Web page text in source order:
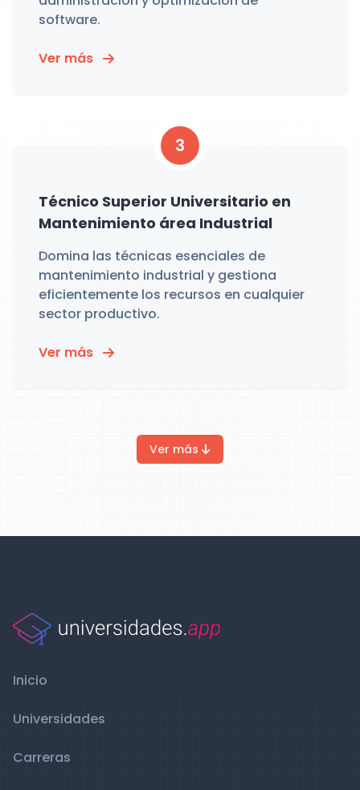
software.
Ver más
3
Técnico Superior Universitario en
Mantenimiento área Industrial
Domina las técnicas esenciales de
mantenimiento industrial y gestiona
eficientemente los recursos en cualquier
sector productivo.
Ver más
Ver más
Inicio
Universidades
Carreras